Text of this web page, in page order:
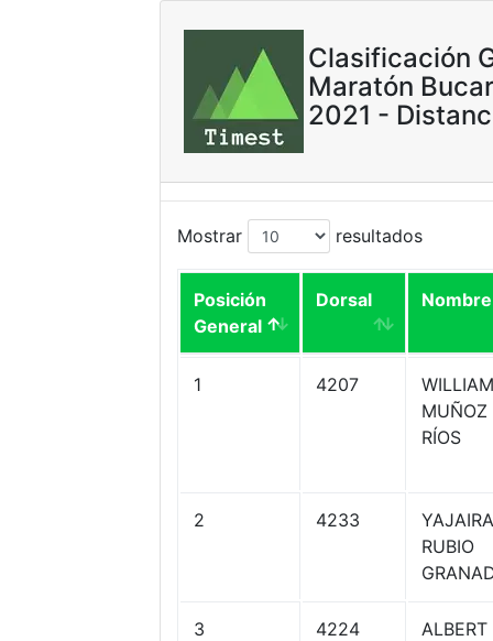
Clasificación
Maratón
2021 -
Mostrar resultados
Posición
General
Dorsal Nombre
1 4207
WILLIAM
MUÑOZ
RÍOS
2 4233
YAJAIRA
RUBIO
3 4224
ALBERT